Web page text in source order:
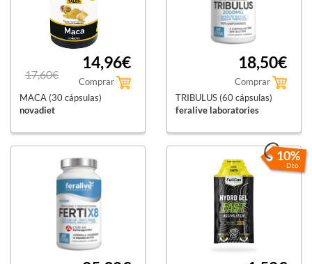
17,60€
14,96€
Comprar
MACA (30 cápsulas)
novadiet
18,50€
Comprar
TRIBULUS (60 cápsulas)
feralive laboratories
10%
Dto.